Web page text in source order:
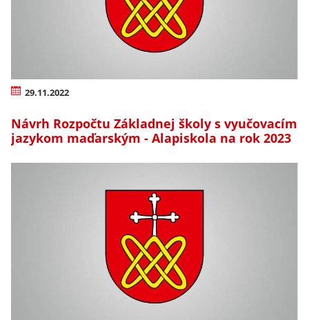
29.11.2022
Návrh Rozpočtu Základnej školy s vyučovacím
jazykom maďarským - Alapiskola na rok 2023